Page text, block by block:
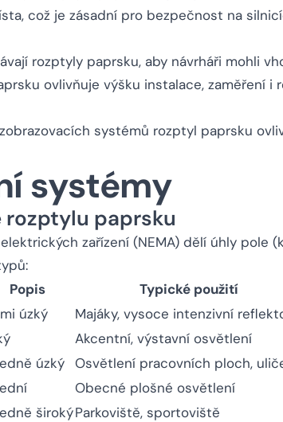
což je zásadní pro bezpečnost na
rozptyly paprsku, aby návrháři mohli
ovlivňuje výšku instalace, zaměření i
systémů rozptyl paprsku
systémy
rozptylu paprsku
zařízení (NEMA) dělí úhly pole
Popis
Typické použití
úzký
Majáky, vysoce intenzivní
Akcentní, výstavní osvětlení
úzký Osvětlení pracovních ploch,
Obecné plošné osvětlení
širokýParkoviště, sportoviště